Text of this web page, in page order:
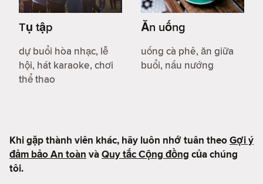
Tụ tập
dự buổi hòa nhạc, lễ
hội, hát karaoke, chơi
thể thao
Ăn uống
uống cà phê, ăn giữa
buổi, nấu nướng
Khi gặp thành viên khác, hãy luôn nhớ tuân theoGợi ý
đảm bảo An toàn vàQuy tắc Cộng đồng của chúng
tôi.